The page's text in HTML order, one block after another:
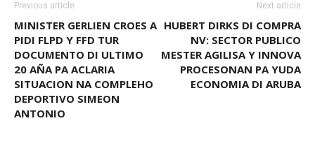
Previous article
MINISTER GERLIEN CROES A
PIDI FLPD Y FFD TUR
DOCUMENTO DI ULTIMO
20 AÑA PA ACLARIA
SITUACION NA COMPLEHO
DEPORTIVO SIMEON
ANTONIO
Next article
HUBERT DIRKS DI COMPRA
NV: SECTOR PUBLICO
MESTER AGILISA Y INNOVA
PROCESONAN PA YUDA
ECONOMIA DI ARUBA